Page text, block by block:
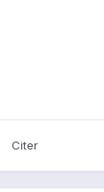
Citer